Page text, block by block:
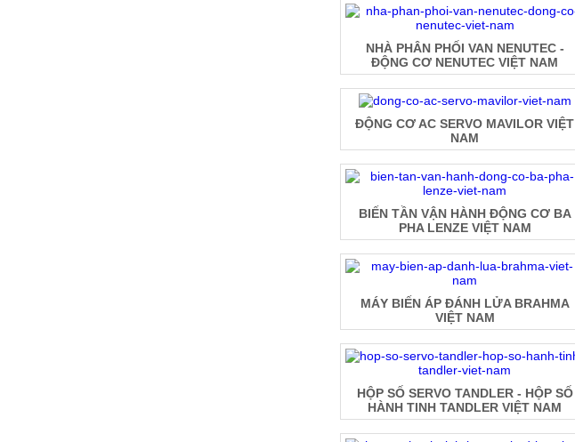
NHÀ PHÂN PHỐI VAN NENUTEC -
ĐỘNG CƠ NENUTEC VIỆT NAM
ĐỘNG CƠ AC SERVO MAVILOR VIỆT
NAM
BIẾN TẦN VẬN HÀNH ĐỘNG CƠ BA
PHA LENZE VIỆT NAM
MÁY BIẾN ÁP ĐÁNH LỬA BRAHMA
VIỆT NAM
HỘP SỐ SERVO TANDLER - HỘP SỐ
HÀNH TINH TANDLER VIỆT NAM